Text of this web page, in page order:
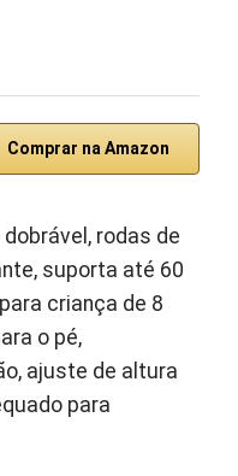
Comprar na Amazon
rodas de
suporta até 60
criança de 8
o pé,
ajuste de altura
para